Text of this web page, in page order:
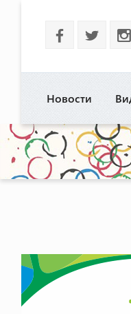
b a x
Новости